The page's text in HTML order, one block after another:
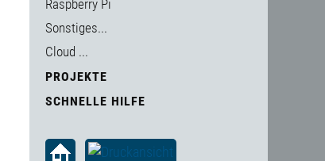
Raspberry Pi
Sonstiges...
Cloud ...
PROJEKTE
SCHNELLE HILFE